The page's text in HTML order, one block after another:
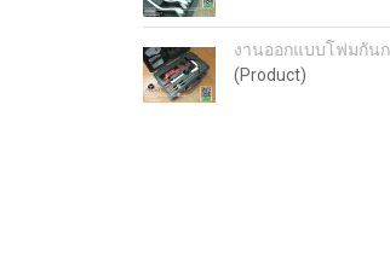
งานออกแบบโฟมกัน
(Product)